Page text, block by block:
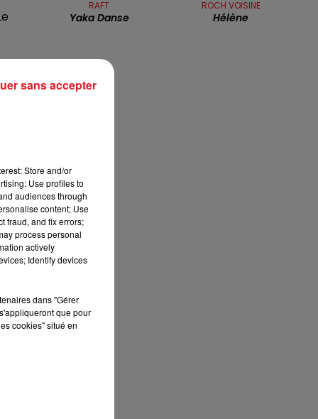
7h00 - 10h00
DEBOUT C'EST L'HEURE
RAFT
Yaka Danse
ROCH VOISINE
Hélène
Store and/or
Use profiles to
audiences through
content; Use
fraud, and fix errors;
process personal
actively
Identify devices
dans "Gérer
que pour
cookies" situé en
sans accepter